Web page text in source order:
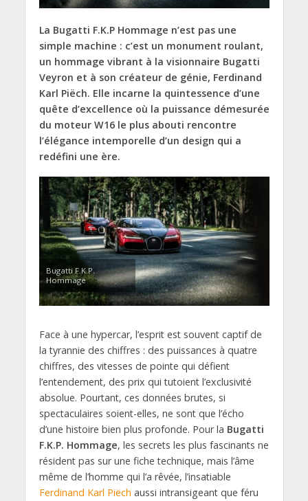
La Bugatti F.K.P Hommage n’est pas une
simple machine : c’est un monument roulant,
un hommage vibrant à la visionnaire Bugatti
Veyron et à son créateur de génie, Ferdinand
Karl Piëch. Elle incarne la quintessence d’une
quête d’excellence où la puissance démesurée
du moteur W16 le plus abouti rencontre
l’élégance intemporelle d’un design qui a
redéfini une ère.
Bugatti F.K.P.
Hommage
Face à une hypercar, l’esprit est souvent captif de
la tyrannie des chiffres : des puissances à quatre
chiffres, des vitesses de pointe qui défient
l’entendement, des prix qui tutoient l’exclusivité
absolue. Pourtant, ces données brutes, si
spectaculaires soient-elles, ne sont que l’écho
d’une histoire bien plus profonde. Pour la Bugatti
F.K.P. Hommage, les secrets les plus fascinants ne
résident pas sur une fiche technique, mais l’âme
même de l’homme qui l’a rêvée, l’insatiable
Ferdinand Karl Piëch aussi intransigeant que féru